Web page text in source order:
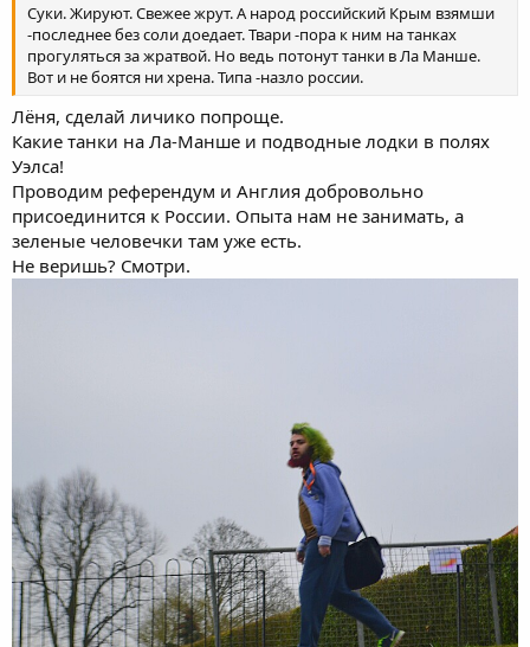
Суки. Жируют. Свежее жрут. А народ российский Крым взямши
-последнее без соли доедает. Твари -пора к ним на танках
прогуляться за жратвой. Но ведь потонут танки в Ла Манше.
Вот и не боятся ни хрена. Типа -назло россии.
Лёня, сделай личико попроще.
Какие танки на Ла-Манше и подводные лодки в полях
Уэлса!
Проводим референдум и Англия добровольно
присоединится к России. Опыта нам не занимать, а
зеленые человечки там уже есть.
Не веришь? Смотри.